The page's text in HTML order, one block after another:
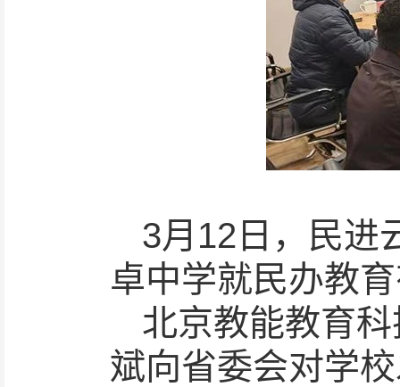
3月12日，民进
卓中学就民办教
北京教能教育
斌向省委会对学